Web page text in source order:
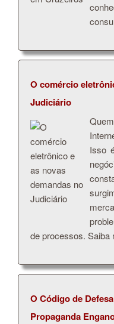
O comércio
Judiciário
Isso
de processos. Saiba
O Código de
Propaganda